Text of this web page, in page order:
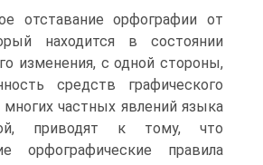
отставание орфографии от
находится в состоянии
изменения, с одной стороны,
средств графического
многих частных явлений языка
приводят к тому, что
орфографические правила